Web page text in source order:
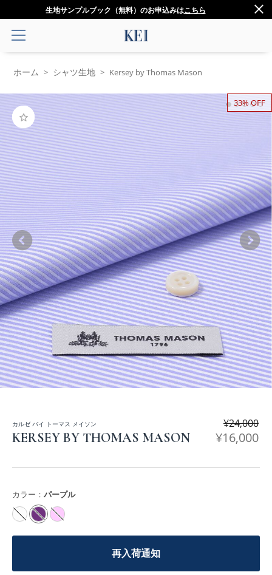
生地サンプルブック（無料）のお申込みはこちら
ホーム > シャツ生地 > Kersey by Thomas Mason
33% OFF
カルゼ バイ トーマス メイソン
KERSEY BY THOMAS MASON
¥24,000
¥16,000
カラー： パープル
再入荷通知